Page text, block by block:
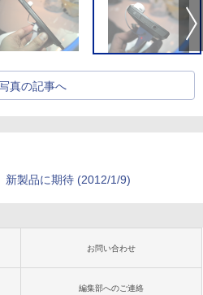
真の記事へ
新製品に期待(2012/1/9)
お問い合わせ
編集部へのご連絡